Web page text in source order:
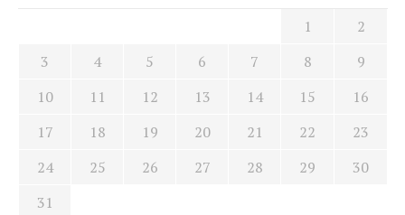
1
2
3
4 5 6 7 8
9
10
11 12 13 14 15
16
17
18 19 20 21 22
23
24
25 26 27 28 29
30
31